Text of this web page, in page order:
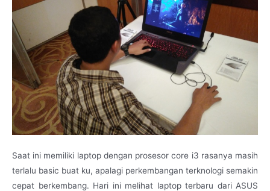
Saat ini memiliki laptop dengan prosesor core i3 rasanya masih
terlalu basic buat ku, apalagi perkembangan terknologi semakin
cepat berkembang. Hari ini melihat laptop terbaru dari ASUS